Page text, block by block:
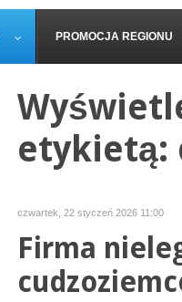
PROMOCJA REGIONU
etykietą:
czwartek, 22 styczeń 2026 11:00
Firma